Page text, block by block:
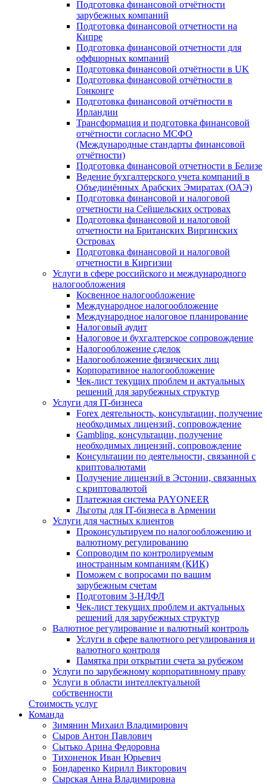
Подготовка финансовой отчётности
зарубежных компаний
Подготовка финансовой отчетности на
Кипре
Подготовка финансовой отчетности для
оффшорных компаний
Подготовка финансовой отчётности в UK
Подготовка финансовой отчётности в
Гонконге
Подготовка финансовой отчётности в
Ирландии
Трансформация и подготовка финансовой
отчётности согласно МСФО
(Международные стандарты финансовой
отчётности)
Подготовка финансовой отчетности в Белизе
Ведение бухгалтерского учета компаний в
Объединённых Арабских Эмиратах (ОАЭ)
Подготовка финансовой и налоговой
отчетности на Сейшельских островах
Подготовка финансовой и налоговой
отчетности на Британских Виргинских
Островах
Подготовка финансовой и налоговой
отчетности в Киргизии
Услуги в сфере российского и международного
налогообложения
Косвенное налогообложение
Международное налогообложение
Международное налоговое планирование
Налоговый аудит
Налоговое и бухгалтерское сопровождение
Налогообложение сделок
Налогообложение физических лиц
Корпоративное налогообложение
Чек-лист текущих проблем и актуальных
решений для зарубежных структур
Услуги для IT-бизнеса
Forex деятельность, консультации, получение
необходимых лицензий, сопровождение
Gambling, консультации, получение
необходимых лицензий, сопровождение
Консультации по деятельности, связанной с
криптовалютами
Получение лицензий в Эстонии, связанных
с криптовалютой
Платежная система PAYONEER
Льготы для IT-бизнеса в Армении
Услуги для частных клиентов
Проконсультируем по налогообложению и
валютному регулированию
Сопроводим по контролируемым
иностранным компаниям (КИК)
Поможем с вопросами по вашим
зарубежным счетам
Подготовим 3-НДФЛ
Чек-лист текущих проблем и актуальных
решений для зарубежных структур
Валютное регулирование и валютный контроль
Услуги в сфере валютного регулирования и
валютного контроля
Памятка при открытии счета за рубежом
Услуги по зарубежному корпоративному праву
Услуги в области интеллектуальной
собственности
Стоимость услуг
Команда
Зимянин Михаил Владимирович
Сыров Антон Павлович
Сытько Арина Федоровна
Тихоненок Иван Юрьевич
Бондаренко Кирилл Викторович
Сырская Анна Владимировна